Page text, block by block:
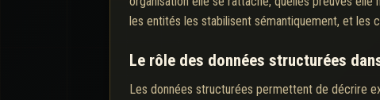
les entités les stabilisent sémantiquement, et les
Le rôle des données structurées
Les données structurées permettent de décrire